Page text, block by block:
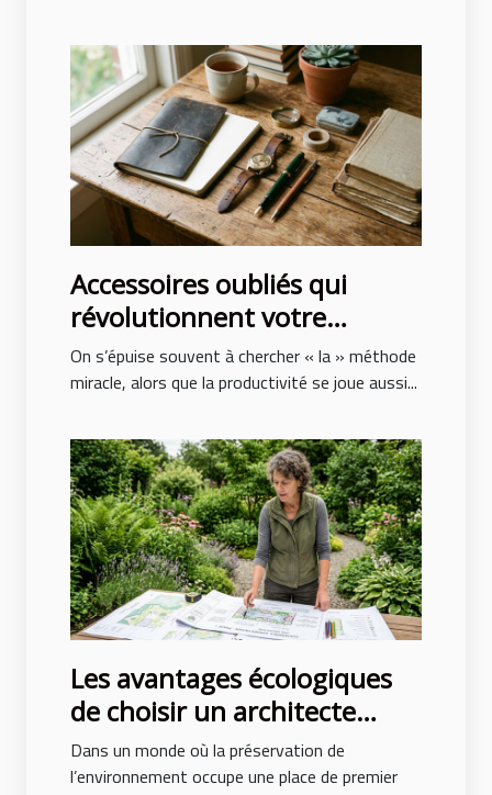
Accessoires oubliés qui
révolutionnent votre
productivité au quotidien
On s’épuise souvent à chercher « la » méthode
miracle, alors que la productivité se joue aussi...
Les avantages écologiques
de choisir un architecte
paysagiste professionnel
Dans un monde où la préservation de
l’environnement occupe une place de premier